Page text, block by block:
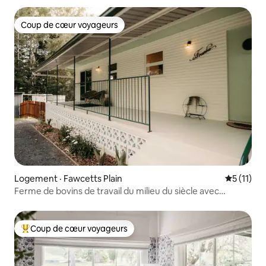
Coup de cœur voyageurs
Coup de cœur voyageurs
Logement · Fawcetts Plain Note
5 (11)
Ferme de bovins de travail du milieu du siècle avec
Coup de cœur voyageurs parmi les plus aimés
Coup de cœur voyageurs